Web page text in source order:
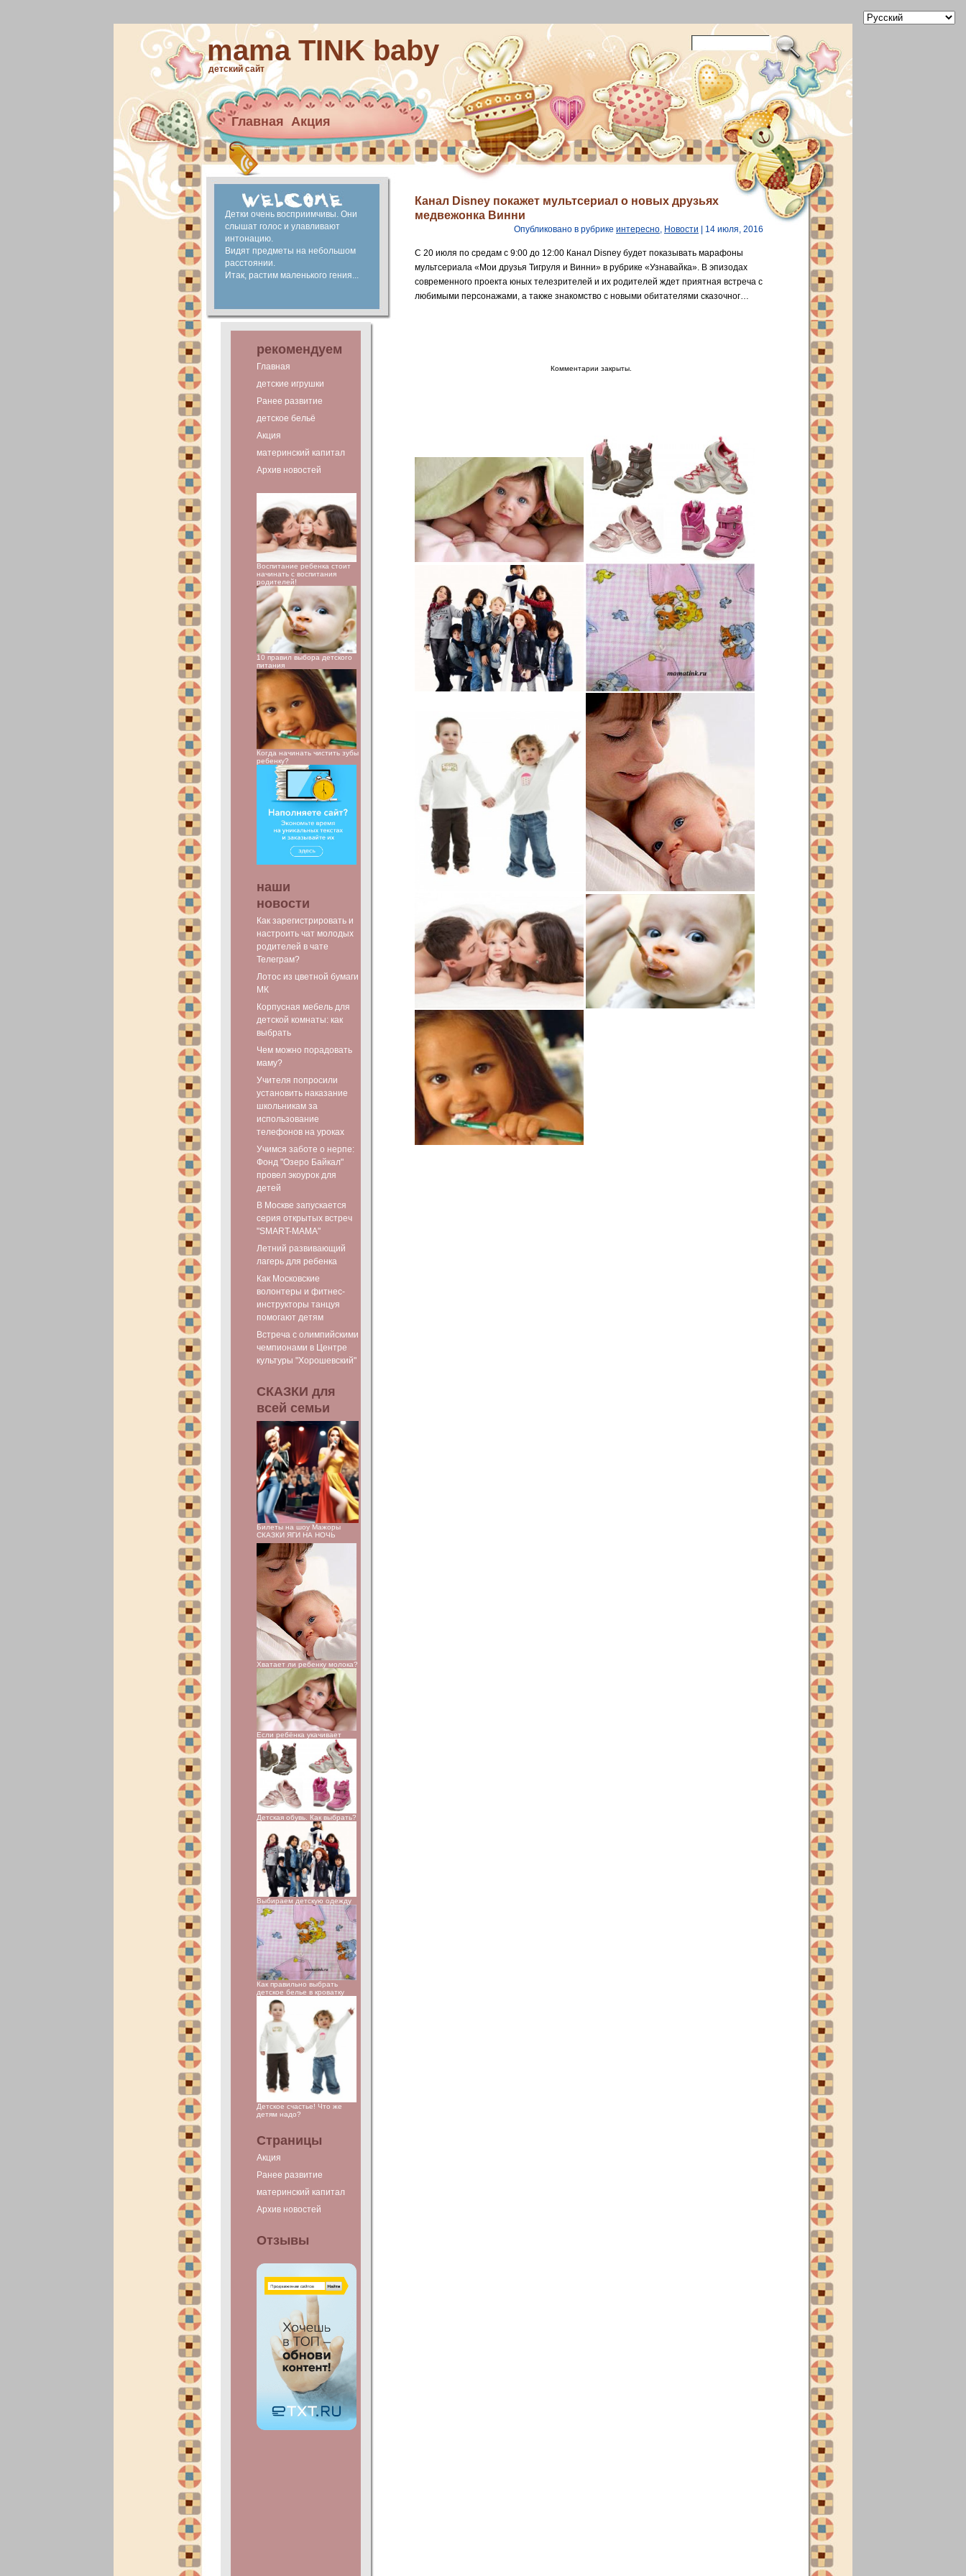
mama TINK baby
детский сайт
Главная Акция
Архив новостей
материнский капитал
Ранее развитие
Детки очень восприимчивы. Они
слышат голос и улавливают
интонацию.
Видят предметы на небольшом
расстоянии.
Итак, растим маленького гения...
рекомендуем
Главная
детские игрушки
Ранее развитие
детское бельё
Акция
материнский капитал
Архив новостей
Воспитание ребенка стоит
начинать с воспитания
родителей!
10 правил выбора детского
питания
Когда начинать чистить зубы
ребенку?
наши
новости
Как зарегистрировать и
настроить чат молодых
родителей в чате
Телеграм?
Лотос из цветной бумаги
МК
Корпусная мебель для
детской комнаты: как
выбрать
Чем можно порадовать
маму?
Учителя попросили
установить наказание
школьникам за
использование
телефонов на уроках
Учимся заботе о нерпе:
Фонд "Озеро Байкал"
провел экоурок для
детей
В Москве запускается
серия открытых встреч
"SMART-МАМА"
Летний развивающий
лагерь для ребенка
Как Московские
волонтеры и фитнес-
инструкторы танцуя
помогают детям
Встреча с олимпийскими
чемпионами в Центре
культуры "Хорошевский"
СКАЗКИ для
всей семьи
Билеты на шоу Мажоры
СКАЗКИ ЯГИ НА НОЧЬ
Хватает ли ребенку молока?
Если ребёнка укачивает
Детская обувь. Как выбрать?
Выбираем детскую одежду
Как правильно выбрать
детское белье в кроватку
Детское счастье! Что же
детям надо?
Страницы
Акция
Ранее развитие
материнский капитал
Архив новостей
Отзывы
Канал Disney покажет мультсериал о новых друзьях
медвежонка Винни
Опубликовано в рубрике интересно, Новости | 14 июля, 2016
C 20 июля по средам с 9:00 до 12:00 Канал Disney будет показывать марафоны
мультсериала «Мои друзья Тигруля и Винни» в рубрике «Узнавайка». В эпизодах
современного проекта юных телезрителей и их родителей ждет приятная встреча с
любимыми персонажами, а также знакомство с новыми обитателями сказочног…
Комментарии закрыты.